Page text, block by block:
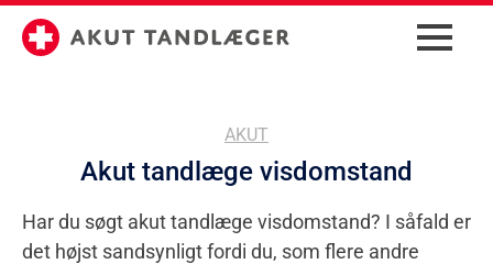
AKUT
Akut tandlæge visdomstand
Har du søgt akut tandlæge visdomstand? I såfald er
det højst sandsynligt fordi du, som flere andre